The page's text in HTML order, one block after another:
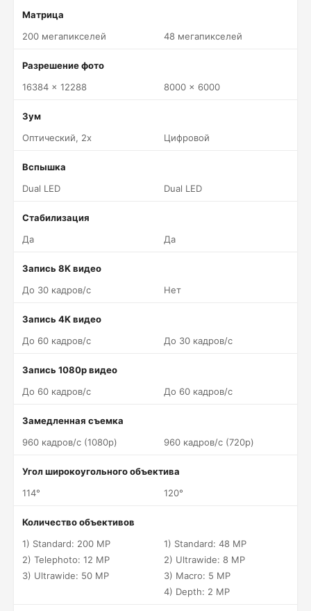
Матрица
200 мегапикселей
48 мегапикселей
Разрешение фото
16384 x 12288
8000 x 6000
Зум
Оптический, 2x
Цифровой
Вспышка
Dual LED
Dual LED
Стабилизация
Да
Да
Запись 8K видео
До 30 кадров/c
Нет
Запись 4K видео
До 60 кадров/c
До 30 кадров/c
Запись 1080p видео
До 60 кадров/c
До 60 кадров/c
Замедленная съемка
960 кадров/c (1080p)
960 кадров/c (720p)
Угол широкоугольного объектива
114°
120°
Количество объективов
1) Standard: 200 MP
2) Telephoto: 12 MP
3) Ultrawide: 50 MP
1) Standard: 48 MP
2) Ultrawide: 8 MP
3) Macro: 5 MP
4) Depth: 2 MP